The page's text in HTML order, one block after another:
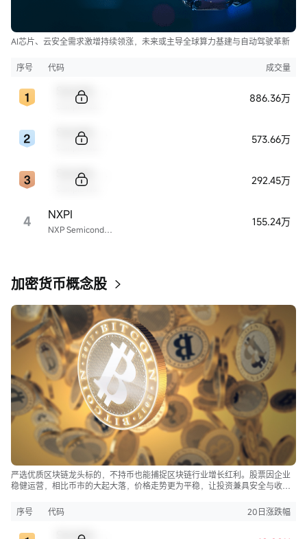
AI芯片、云安全需求激增持续领涨，未来或主导全球算力基建与自动驾驶革新
序号 代码 成交量
886.36万
573.66万
292.45万
4 NXP Semiconductors
NXPI 155.24万
加密货币概念股
严选优质区块链龙头标的，不持币也能捕捉区块链行业增长红利。股票因企业
稳健运营，相比币市的大起大落，价格走势更为平稳，让投资兼具安全与收
序号
代码 20日涨跌幅